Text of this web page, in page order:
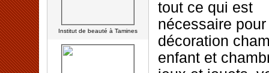
Institut de beauté à Tamines
tout ce qui est
nécessaire
décoration
enfant et